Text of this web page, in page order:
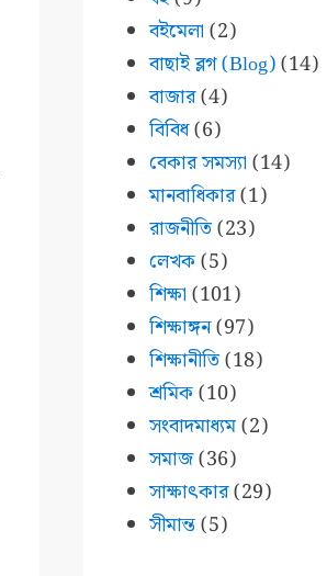
বইমেলা (2)
বাছাই ব্লগ (Blog)(14)
বাজার(4)
বিবিধ(6)
বেকার সমস্যা (14)
মানবাধিকার(1)
রাজনীতি(23)
লেখক(5)
শিক্ষা (101)
শিক্ষাঙ্গন(97)
শিক্ষানীতি(18)
শ্রমিক(10)
সংবাদমাধ্যম(2)
সমাজ(36)
সাক্ষাৎকার(29)
সীমান্ত(5)